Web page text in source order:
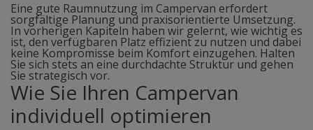
Eine gute Raumnutzung im Campervan erfordert
sorgfältige Planung und praxisorientierte Umsetzung.
In vorherigen Kapiteln haben wir gelernt, wie wichtig es
ist, den verfügbaren Platz effizient zu nutzen und dabei
keine Kompromisse beim Komfort einzugehen. Halten
Sie sich stets an eine durchdachte Struktur und gehen
Sie strategisch vor.
Wie Sie Ihren Campervan
individuell optimieren